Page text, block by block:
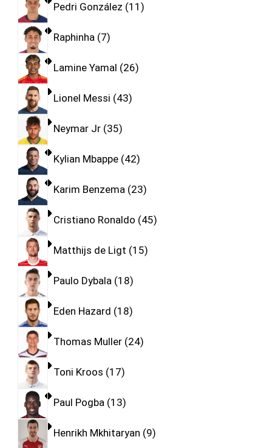
Pedri González 11
Raphinha 7
Lamine Yamal 26
Lionel Messi 43
Neymar Jr 35
Kylian Mbappe 42
Karim Benzema 23
Cristiano Ronaldo 45
Matthijs de Ligt 15
Paulo Dybala 18
Eden Hazard 18
Thomas Muller 24
Toni Kroos 17
Paul Pogba 13
Henrikh Mkhitaryan 9